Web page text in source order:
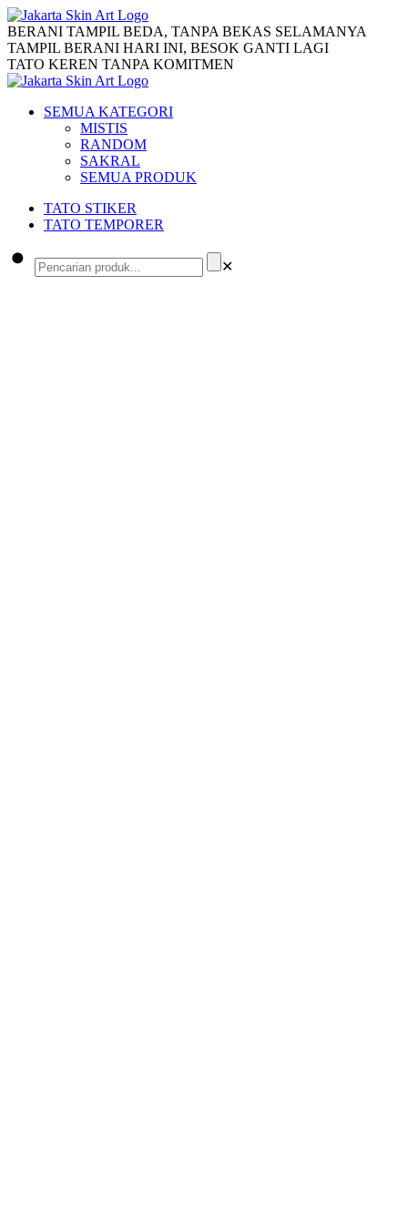
BERANI TAMPIL BEDA, TANPA BEKAS SELAMANYA
TAMPIL BERANI HARI INI, BESOK GANTI LAGI
TATO KEREN TANPA KOMITMEN
SEMUA KATEGORI
MISTIS
RANDOM
SAKRAL
SEMUA PRODUK
TATO STIKER
TATO TEMPORER
✕